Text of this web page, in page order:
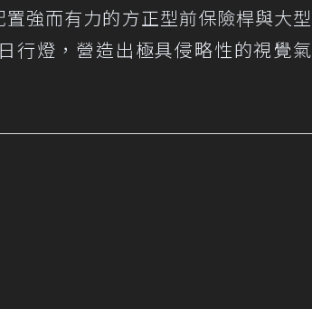
強而有力的方正型前保險桿與大型
行燈，營造出極具侵略性的視覺氣